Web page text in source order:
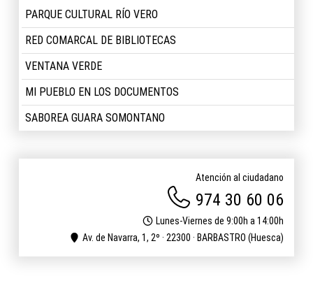
PARQUE CULTURAL RÍO VERO
RED COMARCAL DE BIBLIOTECAS
VENTANA VERDE
MI PUEBLO EN LOS DOCUMENTOS
SABOREA GUARA SOMONTANO
Atención al ciudadano
974 30 60 06
Lunes-Viernes de 9:00h a 14:00h
Av. de Navarra, 1, 2º · 22300 · BARBASTRO (Huesca)